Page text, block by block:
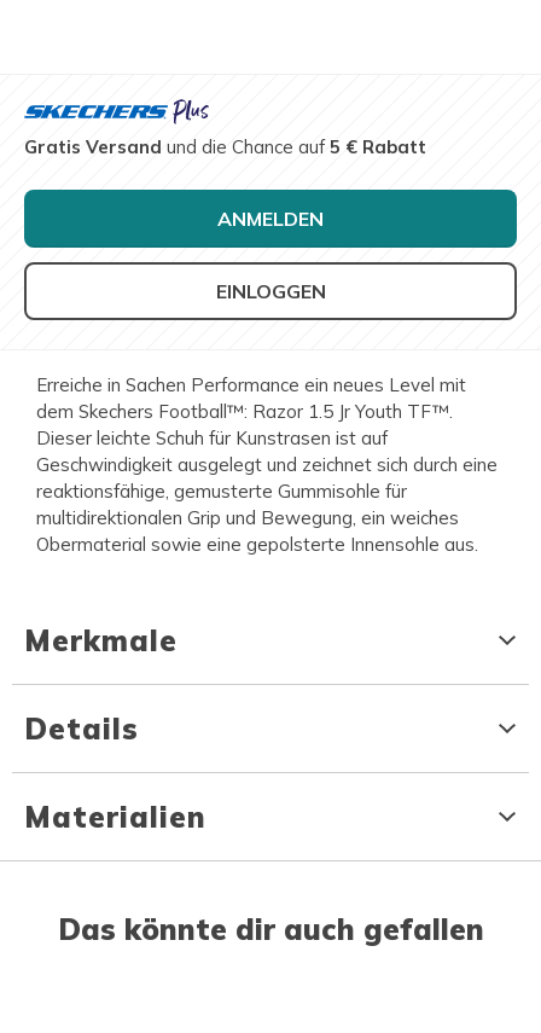
Gratis Versand und die Chance auf5 € Rabatt
ANMELDEN
EINLOGGEN
Erreiche in Sachen Performance ein neues Level mit
dem Skechers Football™: Razor 1.5 Jr Youth TF™.
Dieser leichte Schuh für Kunstrasen ist auf
Geschwindigkeit ausgelegt und zeichnet sich durch eine
reaktionsfähige, gemusterte Gummisohle für
multidirektionalen Grip und Bewegung, ein weiches
Obermaterial sowie eine gepolsterte Innensohle aus.
Merkmale
Details
Materialien
Das könnte dir auch gefallen